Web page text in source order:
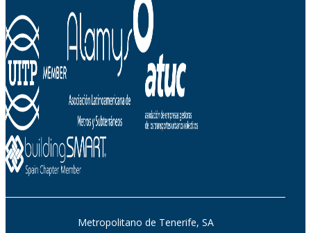
Metropolitano de Tenerife, SA